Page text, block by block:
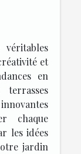
et
en
chaque
les idées
jardin